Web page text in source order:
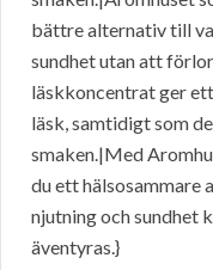
bättre alternativ till
sundhet utan att
läskkoncentrat ger
läsk, samtidigt som
smaken.|Med
du ett
njutning och sundhet
äventyras.}